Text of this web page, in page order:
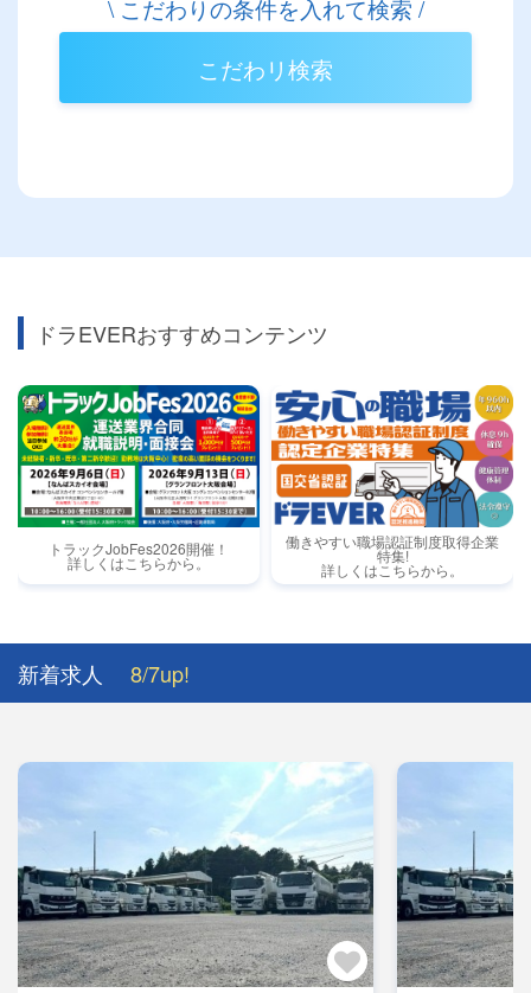
こだわリ検索
ドラEVERおすすめコンテンツ
トラックJobFes2026開催！
詳しくはこちらから。
働きやすい職場認証制度取得企業
特集!
詳しくはこちらから。
新着求人 8/7up!